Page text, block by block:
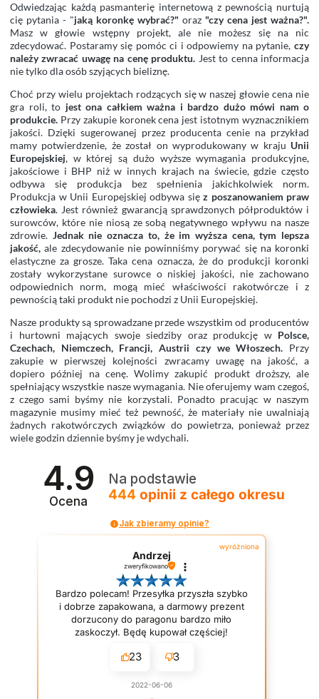
Odwiedzając każdą pasmanterię internetową z pewnością nurtują
cię pytania - "jaką koronkę wybrać?" oraz "czy cena jest ważna?".
Masz w głowie wstępny projekt, ale nie możesz się na nic
zdecydować. Postaramy się pomóc ci i odpowiemy na pytanie, czy
należy zwracać uwagę na cenę produktu. Jest to cenna informacja
nie tylko dla osób szyjących bieliznę.
Choć przy wielu projektach rodzących się w naszej głowie cena nie
gra roli, to jest ona całkiem ważna i bardzo dużo mówi nam o
produkcie. Przy zakupie koronek cena jest istotnym wyznacznikiem
jakości. Dzięki sugerowanej przez producenta cenie na przykład
mamy potwierdzenie, że został on wyprodukowany w kraju Unii
Europejskiej, w której są dużo wyższe wymagania produkcyjne,
jakościowe i BHP niż w innych krajach na świecie, gdzie często
odbywa się produkcja bez spełnienia jakichkolwiek norm.
Produkcja w Unii Europejskiej odbywa się z poszanowaniem praw
człowieka. Jest również gwarancją sprawdzonych półproduktów i
surowców, które nie niosą ze sobą negatywnego wpływu na nasze
zdrowie. Jednak nie oznacza to, że im wyższa cena, tym lepsza
jakość, ale zdecydowanie nie powinniśmy porywać się na koronki
elastyczne za grosze. Taka cena oznacza, że do produkcji koronki
zostały wykorzystane surowce o niskiej jakości, nie zachowano
odpowiednich norm, mogą mieć właściwości rakotwórcze i z
pewnością taki produkt nie pochodzi z Unii Europejskiej.
Nasze produkty są sprowadzane przede wszystkim od producentów
i hurtowni mających swoje siedziby oraz produkcję w Polsce,
Czechach, Niemczech, Francji, Austrii czy we Włoszech. Przy
zakupie w pierwszej kolejności zwracamy uwagę na jakość, a
dopiero później na cenę. Wolimy zakupić produkt droższy, ale
spełniający wszystkie nasze wymagania. Nie oferujemy wam czegoś,
z czego sami byśmy nie korzystali. Ponadto pracując w naszym
magazynie musimy mieć też pewność, że materiały nie uwalniają
żadnych rakotwórczych związków do powietrza, ponieważ przez
wiele godzin dziennie byśmy je wdychali.
4.9
Ocena
Na podstawie
444 opinii z całego okresu
Jak zbieramy opinie?
wyróżniona
Andrzej
zweryfikowano
Bardzo polecam! Przesyłka przyszła szybko
i dobrze zapakowana, a darmowy prezent
dorzucony do paragonu bardzo miło
zaskoczył. Będę kupował częściej!
23 3
2022-06-06